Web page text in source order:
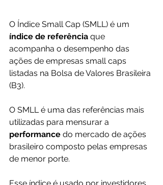
O Índice Small Cap (SMLL) é um
índice de referência que
acompanha o desempenho das
ações de empresas small caps
listadas na Bolsa de Valores Brasileira
(B3).
O SMLL é uma das referências mais
utilizadas para mensurar a
performance do mercado de ações
brasileiro composto pelas empresas
de menor porte.